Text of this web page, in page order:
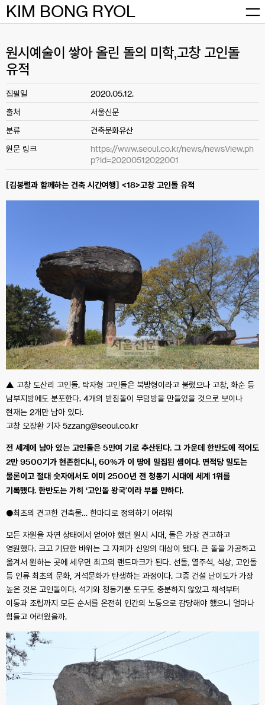
SkipKIM BONG RYOL
원시예술이 쌓아 올린 돌의 미학,고창 고인돌
유적
집필일
2020.05.12.
출처
서울신문
분류
건축문화유산
원문 링크
https://www.seoul.co.kr/news/newsView.ph
p?id=20200512022001
[김봉렬과 함께하는 건축 시간여행] <18>고창 고인돌 유적
▲ 고창 도산리 고인돌. 탁자형 고인돌은 북방형이라고 불렀으나 고창, 화순 등
남부지방에도 분포한다. 4개의 받침돌이 무덤방을 만들었을 것으로 보이나
현재는 2개만 남아 있다.
고창 오장환 기자 5zzang@seoul.co.kr
전 세계에 남아 있는 고인돌은 5만여 기로 추산된다. 그 가운데 한반도에 적어도
2만 9500기가 현존한다니, 60%가 이 땅에 밀집된 셈이다. 면적당 밀도는
물론이고 절대 숫자에서도 이미 2500년 전 청동기 시대에 세계 1위를
기록했다. 한반도는 가히 ‘고인돌 왕국’이라 부를 만하다.
●최초의 견고한 건축물… 한마디로 정의하기 어려워
모든 자원을 자연 상태에서 얻어야 했던 원시 시대, 돌은 가장 견고하고
영원했다. 크고 기묘한 바위는 그 자체가 신앙의 대상이 됐다. 큰 돌을 가공하고
옮겨서 원하는 곳에 세우면 최고의 랜드마크가 된다. 선돌, 열주석, 석상, 고인돌
등 인류 최초의 문화, 거석문화가 탄생하는 과정이다. 그중 건설 난이도가 가장
높은 것은 고인돌이다. 석기와 청동기뿐 도구도 충분하지 않았고 채석부터
이동과 조립까지 모든 순서를 온전히 인간의 노동으로 감당해야 했으니 얼마나
힘들고 어려웠을까.